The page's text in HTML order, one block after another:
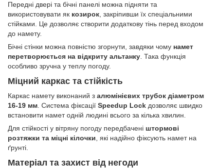
Передні двері та бічні панелі можна підняти та
використовувати як козирок, закріпивши їх спеціальними
стійками. Це дозволяє створити додаткову тінь перед входом
до намету.
Бічні стінки можна повністю згорнути, завдяки чому намет
перетворюється на відкриту альтанку. Така функція
особливо зручна у теплу погоду.
Міцний каркас та стійкість
Каркас намету виконаний з алюмінієвих трубок діаметром
16-19 мм . Система фіксації Speedup Lock дозволяє швидко
встановити намет одній людині всього за кілька хвилин.
Для стійкості у вітряну погоду передбачені штормові
розтяжки та міцні кілочки , які надійно фіксують намет на
ґрунті.
Матеріал та захист від негоди